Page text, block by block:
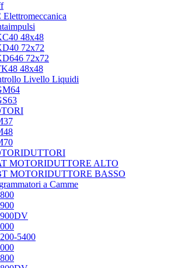
48x48
72x72
72x72
48x48
Livello Liquidi
MOTORIDUTTORE ALTO
MOTORIDUTTORE BASSO
a Camme
5400